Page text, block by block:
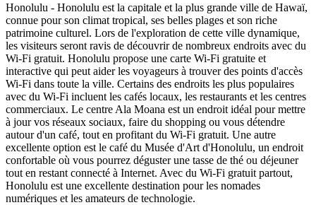
Honolulu - Honolulu est la capitale et la plus grande ville de Hawaï,
connue pour son climat tropical, ses belles plages et son riche
patrimoine culturel. Lors de l'exploration de cette ville dynamique,
les visiteurs seront ravis de découvrir de nombreux endroits avec du
Wi-Fi gratuit. Honolulu propose une carte Wi-Fi gratuite et
interactive qui peut aider les voyageurs à trouver des points d'accès
Wi-Fi dans toute la ville. Certains des endroits les plus populaires
avec du Wi-Fi incluent les cafés locaux, les restaurants et les centres
commerciaux. Le centre Ala Moana est un endroit idéal pour mettre
à jour vos réseaux sociaux, faire du shopping ou vous détendre
autour d'un café, tout en profitant du Wi-Fi gratuit. Une autre
excellente option est le café du Musée d'Art d'Honolulu, un endroit
confortable où vous pourrez déguster une tasse de thé ou déjeuner
tout en restant connecté à Internet. Avec du Wi-Fi gratuit partout,
Honolulu est une excellente destination pour les nomades
numériques et les amateurs de technologie.